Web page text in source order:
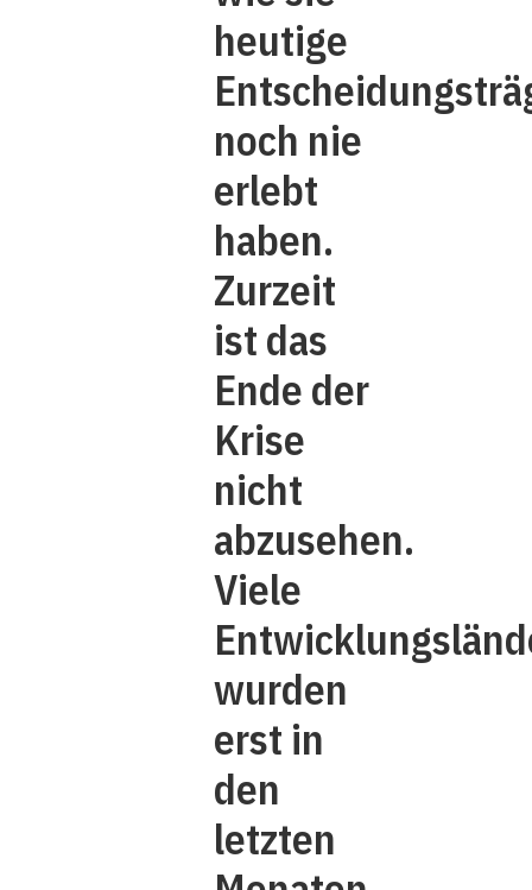
heutige
noch nie
erlebt
haben.
Zurzeit
ist das
Ende der
Krise
nicht
abzusehen.
Viele
wurden
erst in
den
letzten